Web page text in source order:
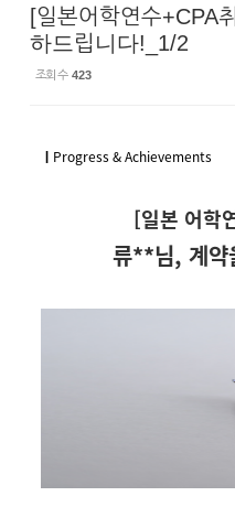
[일본어학연수+CPA
하드립니다!_1/2
조회 수 423
ㅣ Progress & Achievements
[일본 어학
류**님, 계약